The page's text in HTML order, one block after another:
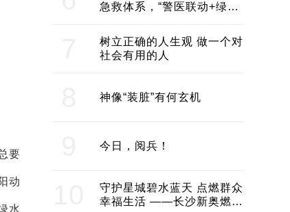
要
动
水
急救体系，“警医联动+绿波
树立正确的人生观 做一个对
社会有用的人
神像“装脏”有何玄机
今日，阅兵！
守护星城碧水蓝天 点燃群众
幸福生活 ——长沙新奥燃气